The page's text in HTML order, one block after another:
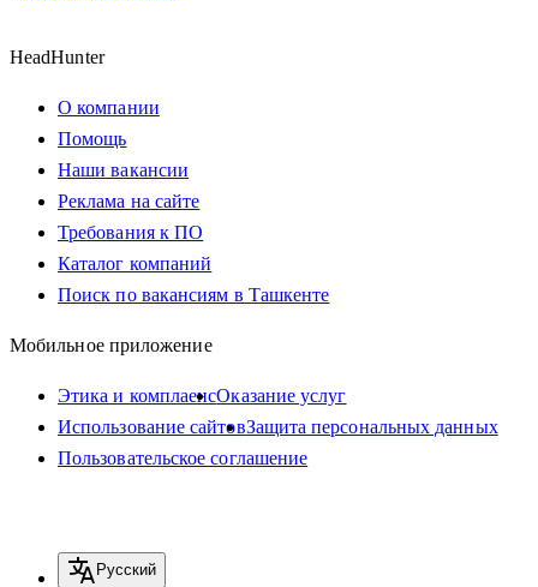
HeadHunter
О компании
Помощь
Наши вакансии
Реклама на сайте
Требования к ПО
Каталог компаний
Поиск по вакансиям в Ташкенте
Мобильное приложение
Этика и комплаенсОказание услуг
Использование сайтовЗащита персональных данных
Пользовательское соглашение
Русский